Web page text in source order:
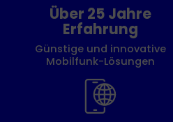
Über 25 Jahre
Erfahrung
Günstige und innovative
Mobilfunk-Lösungen